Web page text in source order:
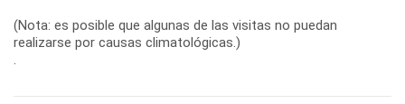
(Nota: es posible que algunas de las visitas no puedan
realizarse por causas climatológicas.)